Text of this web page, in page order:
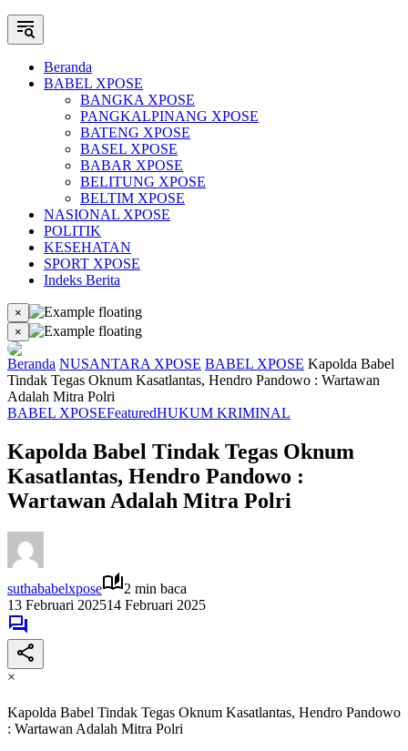
Beranda
BABEL XPOSE
BANGKA XPOSE
PANGKALPINANG XPOSE
BATENG XPOSE
BASEL XPOSE
BABAR XPOSE
BELITUNG XPOSE
BELTIM XPOSE
NASIONAL XPOSE
POLITIK
KESEHATAN
SPORT XPOSE
Indeks Berita
×
×
Beranda NUSANTARA XPOSE BABEL XPOSE Kapolda Babel
Tindak Tegas Oknum Kasatlantas, Hendro Pandowo : Wartawan
Adalah Mitra Polri
BABEL XPOSEFeaturedHUKUM KRIMINAL
Kapolda Babel Tindak Tegas Oknum
Kasatlantas, Hendro Pandowo :
Wartawan Adalah Mitra Polri
suthababelxpose
2 min baca
13 Februari 202514 Februari 2025
×
Kapolda Babel Tindak Tegas Oknum Kasatlantas, Hendro Pandowo
: Wartawan Adalah Mitra Polri